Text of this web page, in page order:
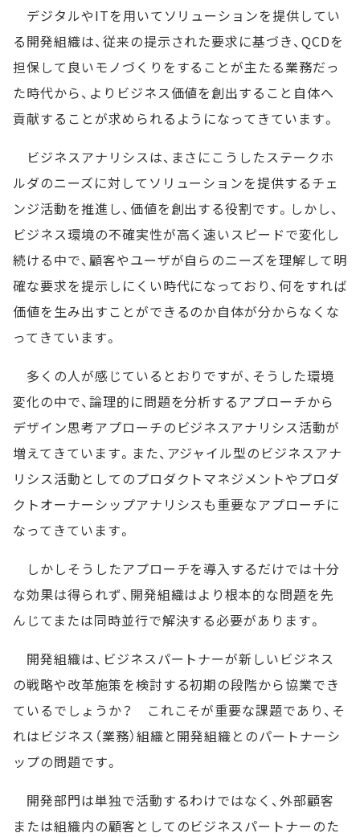
デジタルやITを用いてソリューションを提供してい
る開発組織は、従来の提示された要求に基づき、QCDを
担保して良いモノづくりをすることが主たる業務だっ
た時代から、よりビジネス価値を創出すること自体へ
貢献することが求められるようになってきています。
ビジネスアナリシスは、まさにこうしたステークホ
ルダのニーズに対してソリューションを提供するチェ
ンジ活動を推進し、価値を創出する役割です。しかし、
ビジネス環境の不確実性が高く速いスピードで変化し
続ける中で、顧客やユーザが自らのニーズを理解して明
確な要求を提示しにくい時代になっており、何をすれば
価値を生み出すことができるのか自体が分からなくな
ってきています。
多くの人が感じているとおりですが、そうした環境
変化の中で、論理的に問題を分析するアプローチから
デザイン思考アプローチのビジネスアナリシス活動が
増えてきています。また、アジャイル型のビジネスアナ
リシス活動としてのプロダクトマネジメントやプロダ
クトオーナーシップアナリシスも重要なアプローチに
なってきています。
しかしそうしたアプローチを導入するだけでは十分
な効果は得られず、開発組織はより根本的な問題を先
んじてまたは同時並行で解決する必要があります。
開発組織は、ビジネスパートナーが新しいビジネス
の戦略や改革施策を検討する初期の段階から協業でき
ているでしょうか？ これこそが重要な課題であり、そ
れはビジネス（業務）組織と開発組織とのパートナーシ
ップの問題です。
開発部門は単独で活動するわけではなく、外部顧客
または組織内の顧客としてのビジネスパートナーのた